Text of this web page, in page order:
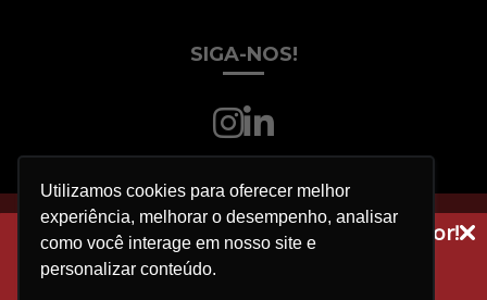
Receba dicas técnicas e novidades do setor!
Assine a nossa newsletter
Utilizamos cookies para oferecer melhor
experiência, melhorar o desempenho, analisar
como você interage em nosso site e
personalizar conteúdo.
SIGA-NOS!
Copyright © HEAT ALLIANCE. (Lei 9610 de 19/02/1998)
W3C W3C